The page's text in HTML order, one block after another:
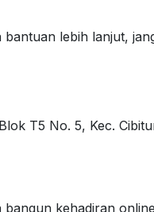
lebih lanjut,
T5 No. 5, Kec.
kehadiran